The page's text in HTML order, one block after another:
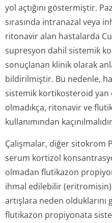
yol açtığını göstermiştir.
sırasında intranazal veya
ritonavir alan hastalarda
supresyon dahil sistemik
sonuçlanan klinik olarak
bildirilmiştir. Bu nedenle,
sistemik kortikosteroid yan
olmadıkça, ritonavir ve
kullanımından
Çalışmalar, diğer sitokrom
serum kortizol
olmadan flutikazon
ihmal edilebilir
artışlara neden
flutikazon propiyonata